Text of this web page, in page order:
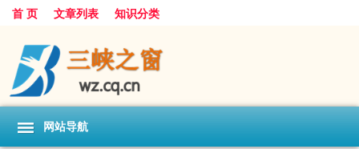
首 页 文章列表 知识分类
网站导航